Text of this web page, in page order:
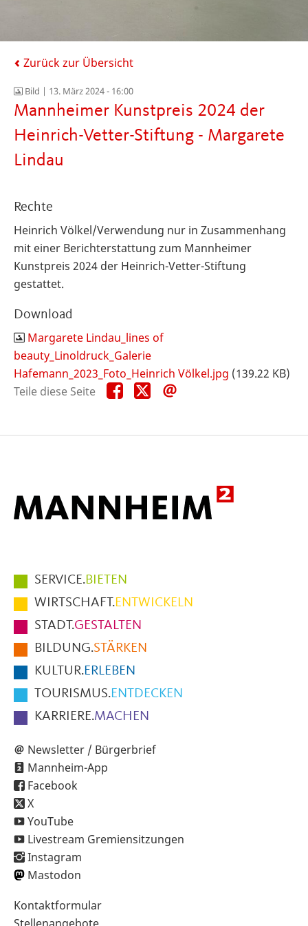
Zurück zur Übersicht
Bild | 13. März 2024 - 16:00
Mannheimer Kunstpreis 2024 der
Heinrich-Vetter-Stiftung - Margarete
Lindau
Rechte
Heinrich Völkel/Verwendung nur in Zusammenhang
mit einer Berichterstattung zum Mannheimer
Kunstpreis 2024 der Heinrich-Vetter-Stiftung
gestattet.
Download
Margarete Lindau_lines of
beauty_Linoldruck_Galerie
Hafemann_2023_Foto_Heinrich Völkel.jpg (139.22 KB)
Teile diese Seite
Teile
diese
Teile
diese
Hauptmenüpunkte
im
Fußbereich
der
Seite
SERVICE.BIETEN
WIRTSCHAFT.ENTWICKELN
STADT.GESTALTEN
BILDUNG.STÄRKEN
KULTUR.ERLEBEN
TOURISMUS.ENTDECKEN
KARRIERE.MACHEN
Newsletter / Bürgerbrief
Mannheim-App
Facebook
X
YouTube
Livestream Gremiensitzungen
Instagram
Mastodon
Sekundärnavigation
Kontaktformular